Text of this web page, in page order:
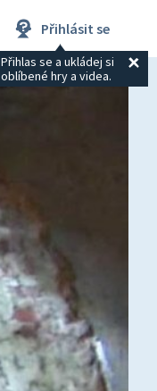
Přihlásit se
Přihlas se a ukládej si
oblíbené hry a videa.